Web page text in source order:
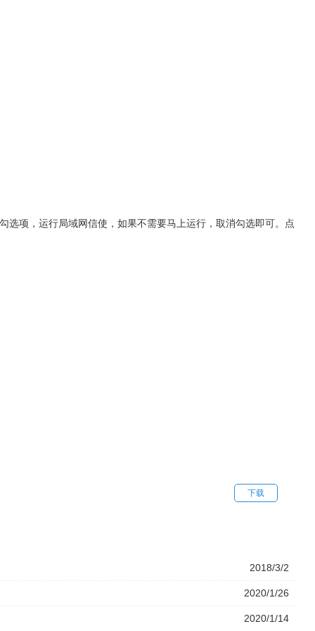
项，运行局域网信使，如果不需要马上运行，取消勾选即可。点
下载
2018/3/2
2020/1/26
2020/1/14